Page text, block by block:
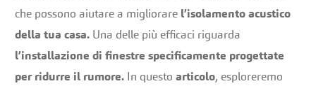
che possono aiutare a migliorare l’isolamento acustico
della tua casa. Una delle più efficaci riguarda
l’installazione di finestre specificamente progettate
per ridurre il rumore. In questoarticolo, esploreremo